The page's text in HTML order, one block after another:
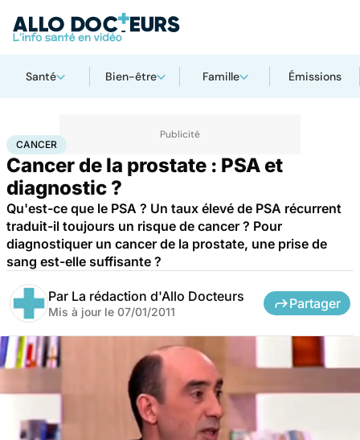
Santé Bien-être Famille Émissions
AccueilSanté Cancer
CANCER
Cancer de la prostate : PSA et
diagnostic ?
Qu'est-ce que le PSA ? Un taux élevé de PSA récurrent
traduit-il toujours un risque de cancer ? Pour
diagnostiquer un cancer de la prostate, une prise de
sang est-elle suffisante ?
Par La rédaction d'Allo Docteurs
Mis à jour le 07/01/2011
Partager